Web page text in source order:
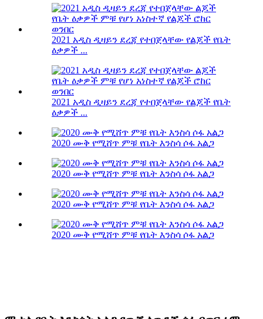
2021 አዲስ ዲዛይን ደረጃ የተበጀላቸው የልጆች የቤት
ዕቃዎች ...
2021 አዲስ ዲዛይን ደረጃ የተበጀላቸው የልጆች የቤት
ዕቃዎች ...
2020 ሙቅ የሚሸጥ ምቹ የቤት እንስሳ ሶፋ አልጋ
2020 ሙቅ የሚሸጥ ምቹ የቤት እንስሳ ሶፋ አልጋ
2020 ሙቅ የሚሸጥ ምቹ የቤት እንስሳ ሶፋ አልጋ
2020 ሙቅ የሚሸጥ ምቹ የቤት እንስሳ ሶፋ አልጋ